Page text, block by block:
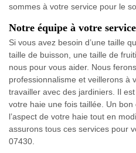
sommes à votre service pour le
Notre équipe à votre
Si vous avez besoin d’une taille
taille de buisson, une taille de
nous pour vous aider. Nous
professionnalisme et veillerons à
travailler avec des jardiniers. Il
votre haie une fois taillée. Un
l’aspect de votre haie tout en
assurons tous ces services pour
07430.